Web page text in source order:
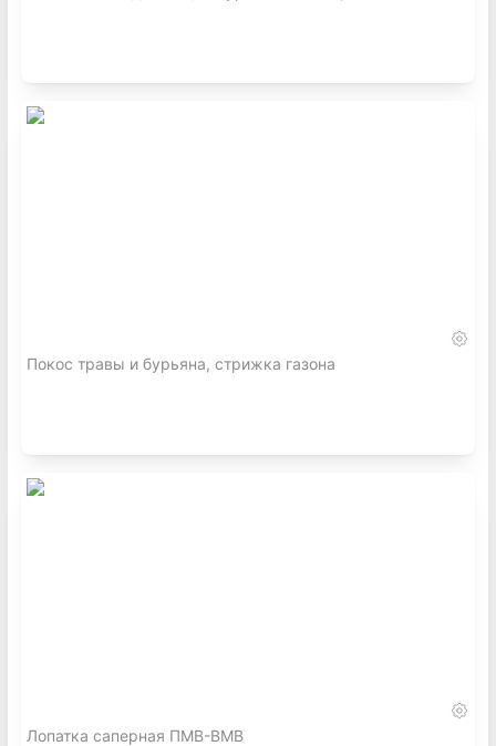
Покос травы и бурьяна, стрижка газона
Лопатка саперная ПМВ-ВМВ